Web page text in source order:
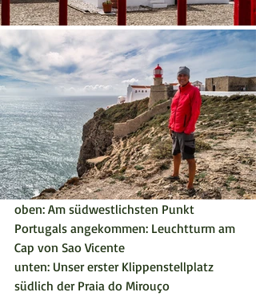
oben: Am südwestlichsten Punkt
Portugals angekommen: Leuchtturm am
Cap von Sao Vicente
unten: Unser erster Klippenstellplatz
südlich der Praia do Mirouço